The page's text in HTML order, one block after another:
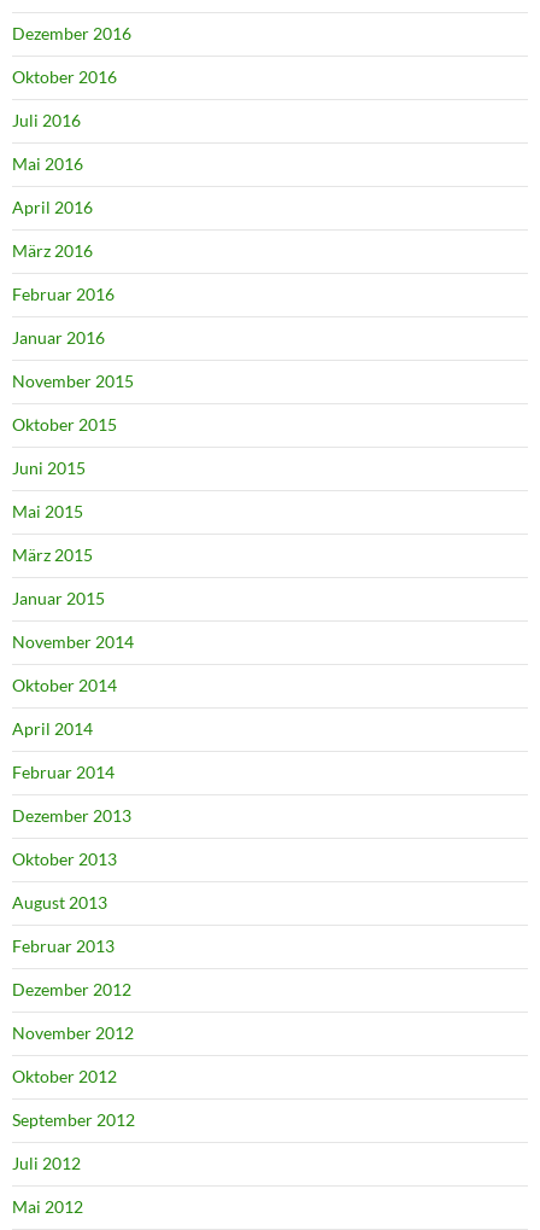
Dezember 2016
Oktober 2016
Juli 2016
Mai 2016
April 2016
März 2016
Februar 2016
Januar 2016
November 2015
Oktober 2015
Juni 2015
Mai 2015
März 2015
Januar 2015
November 2014
Oktober 2014
April 2014
Februar 2014
Dezember 2013
Oktober 2013
August 2013
Februar 2013
Dezember 2012
November 2012
Oktober 2012
September 2012
Juli 2012
Mai 2012